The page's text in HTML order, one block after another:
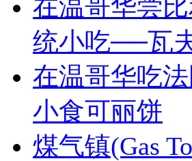
在温哥华尝
统小吃──瓦
在温哥华吃
小食可丽饼
煤气镇(Gas